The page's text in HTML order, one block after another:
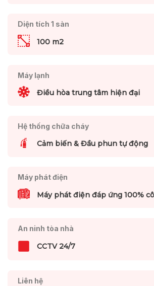
Diện tích 1 sàn
100 m2
Máy lạnh
Điều hòa trung tâm hiện đại
Hệ thống chữa cháy
Cảm biến & Đầu phun tự động
Máy phát điện
Máy phát điện đáp ứng 100%
An ninh tòa nhà
CCTV 24/7
Liên hệ